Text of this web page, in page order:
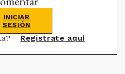
INICIAR
SESIÓN
Registrate aquí